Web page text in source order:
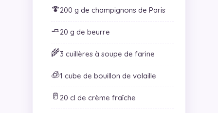
🍄200 g de champignons de Paris
🧈20 g de beurre
🌾3 cuillères à soupe de farine
🧊1 cube de bouillon de volaille
🥛 20 cl de crème fraîche